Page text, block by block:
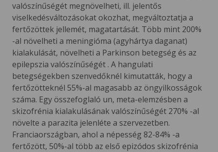
valószínűségét megnövelheti, ill. jelentős
viselkedésváltozásokat okozhat, megváltoztatja a
fertőzöttek jellemét, magatartását. Több mint 200%
-al növelheti a meningióma (agyhártya daganat)
kialakulását, növelheti a Parkinson betegség és az
epilepszia valószínűségét . A hangulati
betegségekben szenvedőknél kimutatták, hogy a
fertőzötteknél 55%-al magasabb az öngyilkosságok
száma. Egy összefoglaló un, meta-elemzésben a
skizofrénia kialakulásának valószínűségét 270% -al
növelte a parazita jelenléte a szervezetben.
Franciaországban, ahol a népesség 82-84% -a
fertőzött, 50%-al több az első epizódos skizofrénia